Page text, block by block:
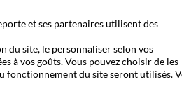
et ses partenaires utilisent des
du site, le personnaliser selon vos
à vos goûts. Vous pouvez choisir de les
fonctionnement du site seront utilisés.